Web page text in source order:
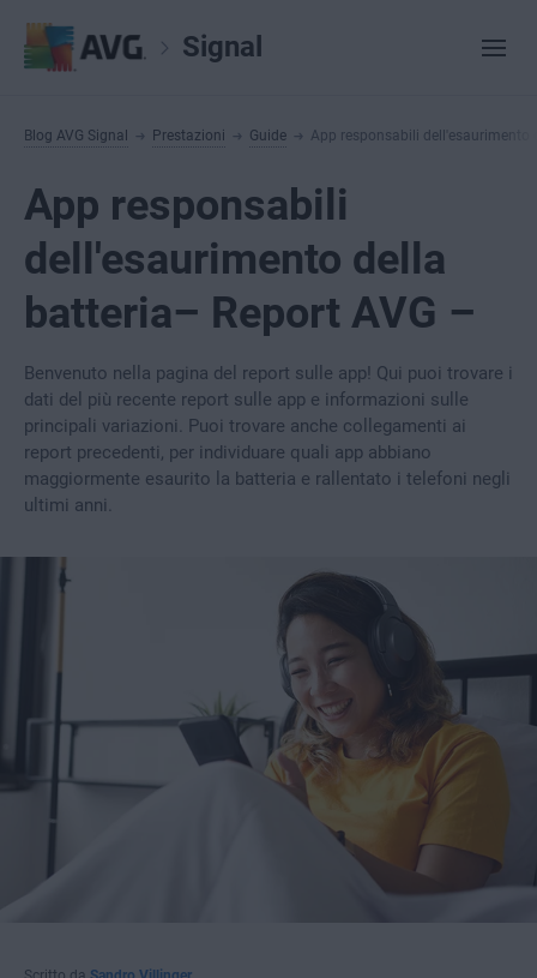
Signal
Blog AVG Signal Prestazioni Guide App responsabili dell'esaurimento
App responsabili
dell'esaurimento della
batteria– Report AVG –
Benvenuto nella pagina del report sulle app! Qui puoi trovare i
dati del più recente report sulle app e informazioni sulle
principali variazioni. Puoi trovare anche collegamenti ai
report precedenti, per individuare quali app abbiano
maggiormente esaurito la batteria e rallentato i telefoni negli
ultimi anni.